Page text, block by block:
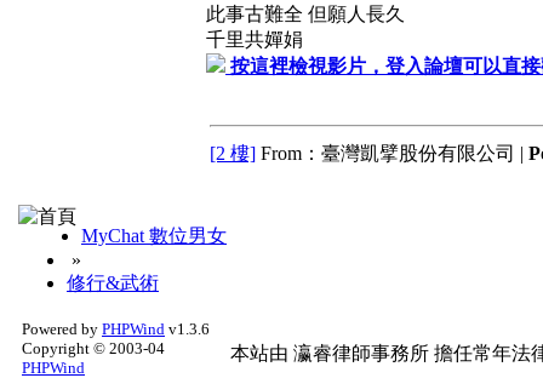
此事古難全 但願人長久
千里共嬋娟
按這裡檢視影片，登入論壇可以直
[2 樓] From：臺灣凱擘股份有限公司 |
MyChat 數位男女
»
修行&武術
Powered by PHPWind v1.3.6
Copyright © 2003-04
PHPWind
本站由 瀛睿律師事務所 擔任常年法